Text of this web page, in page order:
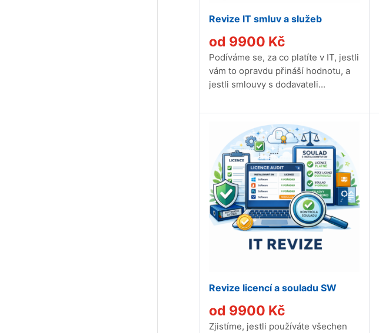
Revize IT smluv a služeb
od 9900 Kč
Podíváme se, za co platíte v IT, jestli
vám to opravdu přináší hodnotu, a
jestli smlouvy s dodavateli...
Revize licencí a souladu SW
od 9900 Kč
Zjistíme, jestli používáte všechen